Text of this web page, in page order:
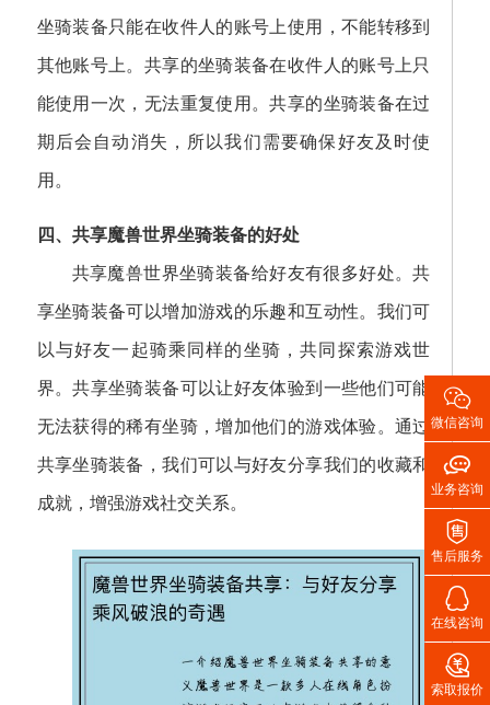
坐骑装备只能在收件人的账号上使用，不能转移到
其他账号上。共享的坐骑装备在收件人的账号上只
能使用一次，无法重复使用。共享的坐骑装备在过
期后会自动消失，所以我们需要确保好友及时使
用。
四、共享魔兽世界坐骑装备的好处
共享魔兽世界坐骑装备给好友有很多好处。共
享坐骑装备可以增加游戏的乐趣和互动性。我们可
以与好友一起骑乘同样的坐骑，共同探索游戏世
界。共享坐骑装备可以让好友体验到一些他们可能
无法获得的稀有坐骑，增加他们的游戏体验。通过
共享坐骑装备，我们可以与好友分享我们的收藏和
成就，增强游戏社交关系。

微信咨询

业务咨询

售后服务

在线咨询

索取报价